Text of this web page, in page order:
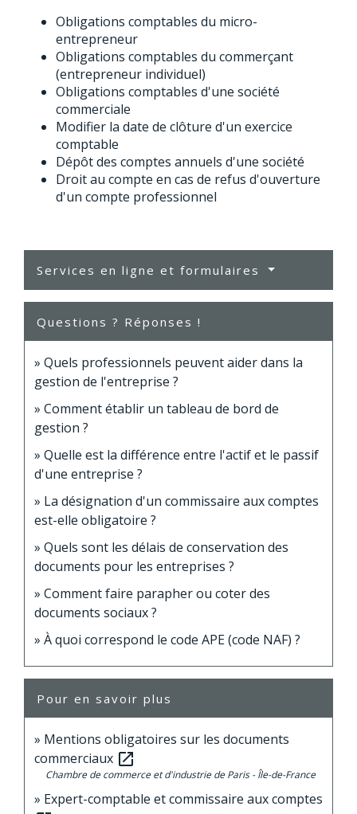
Obligations comptables du micro-
entrepreneur
Obligations comptables du commerçant
(entrepreneur individuel)
Obligations comptables d'une société
commerciale
Modifier la date de clôture d'un exercice
comptable
Dépôt des comptes annuels d'une société
Droit au compte en cas de refus d'ouverture
d'un compte professionnel
Services en ligne et formulaires
Questions ? Réponses !
Quels professionnels peuvent aider dans la
gestion de l'entreprise ?
Comment établir un tableau de bord de
gestion ?
Quelle est la différence entre l'actif et le passif
d'une entreprise ?
La désignation d'un commissaire aux comptes
est-elle obligatoire ?
Quels sont les délais de conservation des
documents pour les entreprises ?
Comment faire parapher ou coter des
documents sociaux ?
À quoi correspond le code APE (code NAF) ?
Pour en savoir plus
Mentions obligatoires sur les documents
commerciaux open_in_new
Chambre de commerce et d'industrie de Paris - Île-de-France
Expert-comptable et commissaire aux comptes